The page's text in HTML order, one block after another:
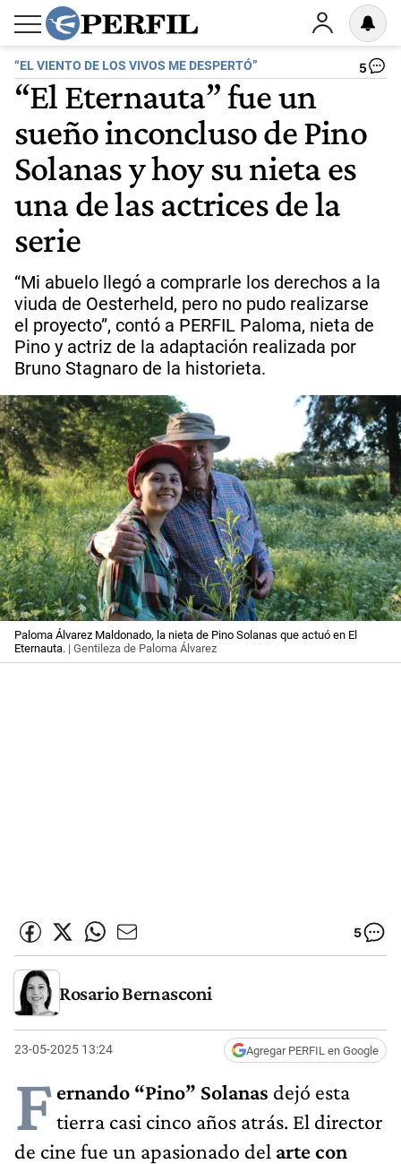
“EL VIENTO DE LOS VIVOS ME DESPERTÓ” 5
“El Eternauta” fue un
sueño inconcluso de Pino
Solanas y hoy su nieta es
una de las actrices de la
serie
“Mi abuelo llegó a comprarle los derechos a la
viuda de Oesterheld, pero no pudo realizarse
el proyecto”, contó a PERFIL Paloma, nieta de
Pino y actriz de la adaptación realizada por
Bruno Stagnaro de la historieta.
Paloma Álvarez Maldonado, la nieta de Pino Solanas que actuó en El
Eternauta. | Gentileza de Paloma Álvarez
5
Rosario Bernasconi
23-05-2025 13:24 Agregar PERFIL en Google
F ernando “Pino” Solanas dejó esta
tierra casi cinco años atrás. El director
de cine fue un apasionado del arte con